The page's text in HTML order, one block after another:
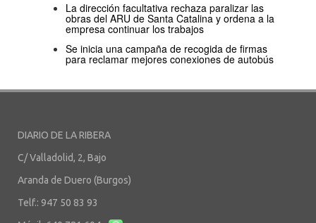
La dirección facultativa rechaza paralizar las
obras del ARU de Santa Catalina y ordena a la
empresa continuar los trabajos
Se inicia una campaña de recogida de firmas
para reclamar mejores conexiones de autobús
DIARIO DE LA RIBERA
C/ Valladolid, 2, Bajo
Aranda de Duero (Burgos)
Telf.: 947 50 83 93